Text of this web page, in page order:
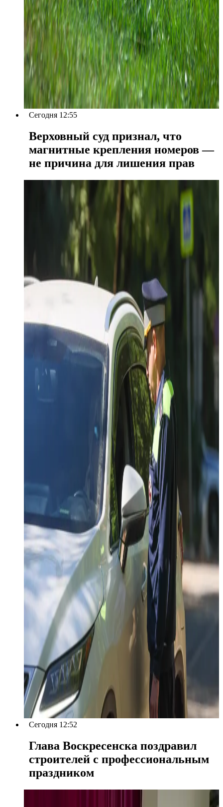
Сегодня 12:55
Верховный суд признал, что
магнитные крепления номеров —
не причина для лишения прав
Сегодня 12:52
Глава Воскресенска поздравил
строителей с профессиональным
праздником